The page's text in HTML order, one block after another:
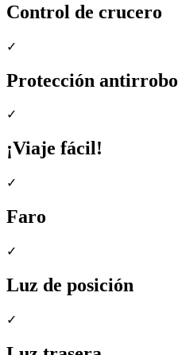
Control de crucero
✓
Protección antirrobo
✓
¡Viaje fácil!
✓
Faro
✓
Luz de posición
✓